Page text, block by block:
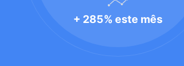
+ 285% este mês